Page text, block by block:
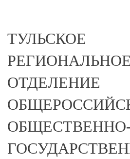
ТУЛЬСКОЕ
РЕГИОНАЛЬНОЕ
ОТДЕЛЕНИЕ